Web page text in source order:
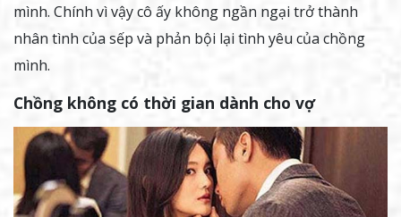
mình. Chính vì vậy cô ấy không ngần ngại trở thành
nhân tình của sếp và phản bội lại tình yêu của chồng
mình.
Chồng không có thời gian dành cho vợ